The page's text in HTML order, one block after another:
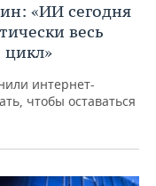
«ИИ сегодня
весь
интернет-
чтобы оставаться